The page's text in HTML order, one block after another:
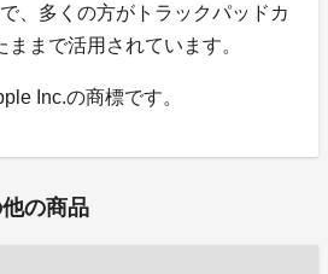
、多くの方がトラックパッドカ
まで活用されています。
Inc.の商標です。
の商品